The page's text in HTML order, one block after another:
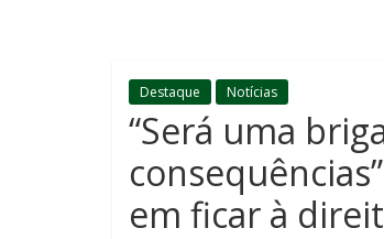
Destaque Notícias
“Será uma
em ficar à